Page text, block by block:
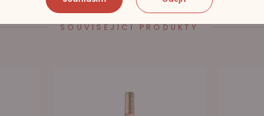
SOUVISEJÍCÍ PRODUKTY